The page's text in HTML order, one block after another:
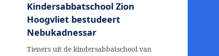
Kindersabbatschool Zion
Hoogvliet bestudeert
Nebukadnessar
Tieners uit de kindersabbatschool van